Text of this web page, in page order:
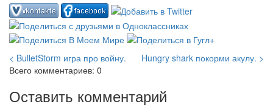
< BulletStorm игра про войну.
Hungry shark покорми акулу. >
Всего комментариев: 0
Оставить комментарий